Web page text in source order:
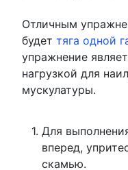
Отличным
будет тяга одной
упражнение
нагрузкой для
мускулатуры.
Для
вперед,
скамью.